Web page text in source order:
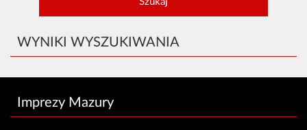
WYNIKI WYSZUKIWANIA
Imprezy Mazury